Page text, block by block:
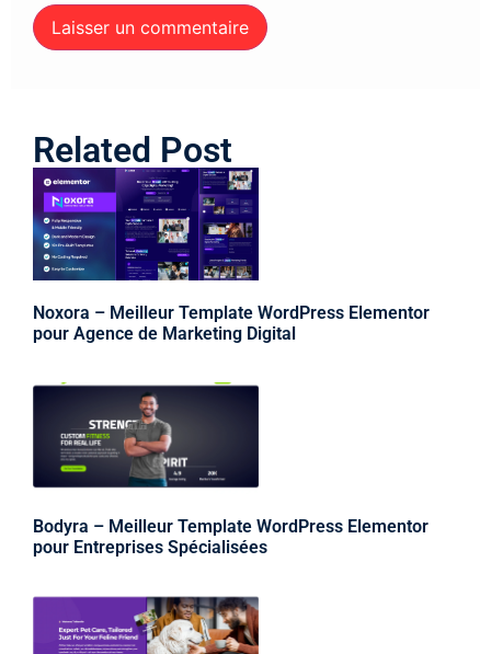
Related Post
Noxora – Meilleur Template WordPress Elementor
pour Agence de Marketing Digital
Bodyra – Meilleur Template WordPress Elementor
pour Entreprises Spécialisées